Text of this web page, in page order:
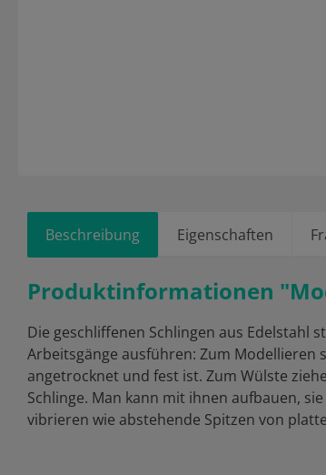
Beschreibung Eigenschaften
Produktinformationen
Die geschliffenen Schlingen aus Edelstahl
Arbeitsgänge ausführen: Zum Modellieren
angetrocknet und fest ist. Zum Wülste
Schlinge. Man kann mit ihnen aufbauen,
vibrieren wie abstehende Spitzen von